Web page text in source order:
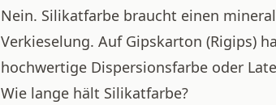
Nein. Silikatfarbe braucht einen
Verkieselung. Auf Gipskarton (Rigips)
hochwertige Dispersionsfarbe oder
Wie lange hält Silikatfarbe?